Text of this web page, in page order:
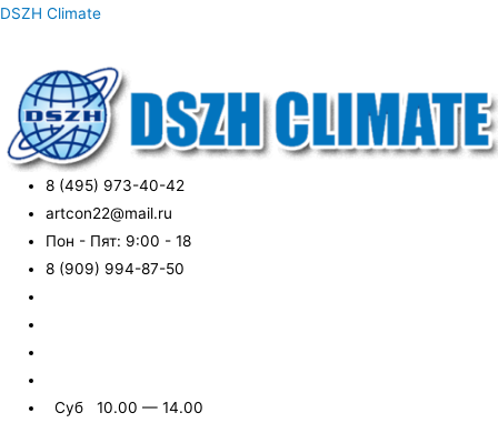
DSZH Climate
8 (495) 973-40-42
artcon22@mail.ru
Пон - Пят: 9:00 - 18
8 (909) 994-87-50
Суб 10.00 — 14.00